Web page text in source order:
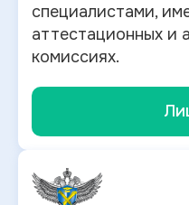
специалистами,
аттестационных и
комиссиях.